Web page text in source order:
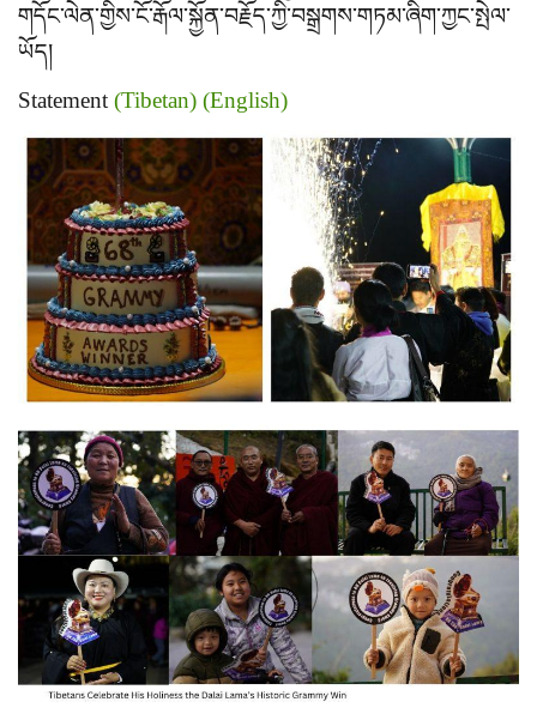
གདོང་ལེན་གྱིས་ངོ་རྒོལ་སྐྱོན་བརྗོད་ཀྱི་བསྒྲགས་གཏམ་ཞིག་ཀྱང་སྤེལ་
ཡོད།
Statement (Tibetan) (English)